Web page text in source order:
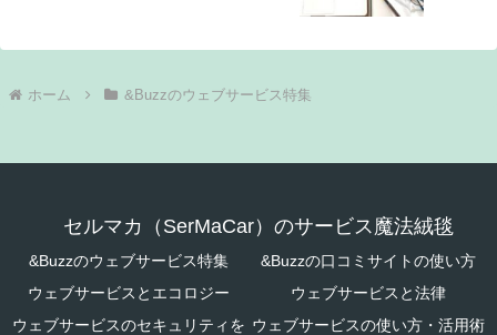
ホーム &Buzzのウェブサービス特集
セルマカ（SerMaCar）のサービス魔法絨毯
&Buzzのウェブサービス特集
&Buzzの口コミサイトの使い方
ウェブサービスとエコロジー
ウェブサービスと法律
ウェブサービスのセキュリティを ウェブサービスの使い方・活用術